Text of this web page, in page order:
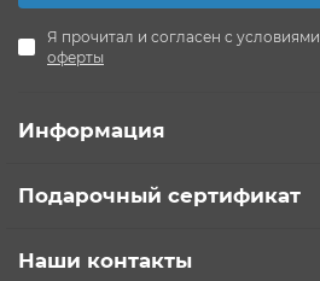
Я прочитал и согласен с условиями
оферты
Информация
Подарочный сертификат
Наши контакты